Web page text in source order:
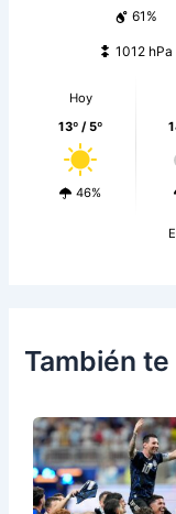
61%
1012 hPa
Hoy
13º / 5º
46%
También